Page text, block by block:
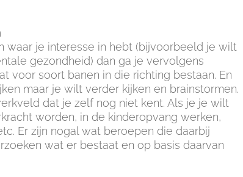
je interesse in hebt (bijvoorbeeld je wilt
gezondheid) dan ga je vervolgens
voor soort banen in die richting bestaan. En
maar je wilt verder kijken en brainstormen.
dat je zelf nog niet kent. Als je je wilt
worden, in de kinderopvang werken,
Er zijn nogal wat beroepen die daarbij
wat er bestaat en op basis daarvan